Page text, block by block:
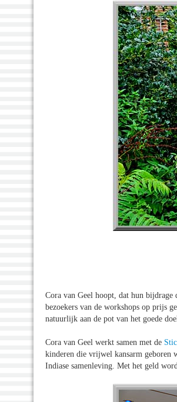
Cora van Geel hoopt, dat hun
bezoekers van de workshops op prijs
natuurlijk aan de pot van het goede
Cora van Geel werkt samen met de
kinderen die vrijwel kansarm geboren
Indiase samenleving. Met het geld